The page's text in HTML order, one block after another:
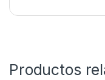
Productos